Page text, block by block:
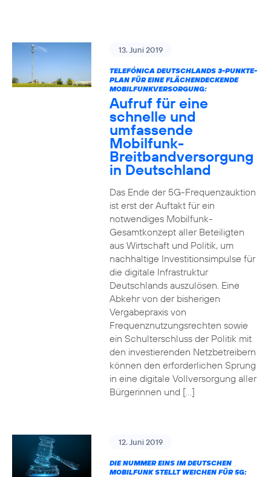
13. Juni 2019
TELEFÓNICA DEUTSCHLANDS 3-PUNKTE-
PLAN FÜR EINE FLÄCHENDECKENDE
MOBILFUNKVERSORGUNG:
Aufruf für eine
schnelle und
umfassende
Mobilfunk-
Breitbandversorgung
in Deutschland
Das Ende der 5G-Frequenzauktion
ist erst der Auftakt für ein
notwendiges Mobilfunk-
Gesamtkonzept aller Beteiligten
aus Wirtschaft und Politik, um
nachhaltige Investitionsimpulse für
die digitale Infrastruktur
Deutschlands auszulösen. Eine
Abkehr von der bisherigen
Vergabepraxis von
Frequenznutzungsrechten sowie
ein Schulterschluss der Politik mit
den investierenden Netzbetreibern
können den erforderlichen Sprung
in eine digitale Vollversorgung aller
Bürgerinnen und […]
12. Juni 2019
DIE NUMMER EINS IM DEUTSCHEN
MOBILFUNK STELLT WEICHEN FÜR 5G: